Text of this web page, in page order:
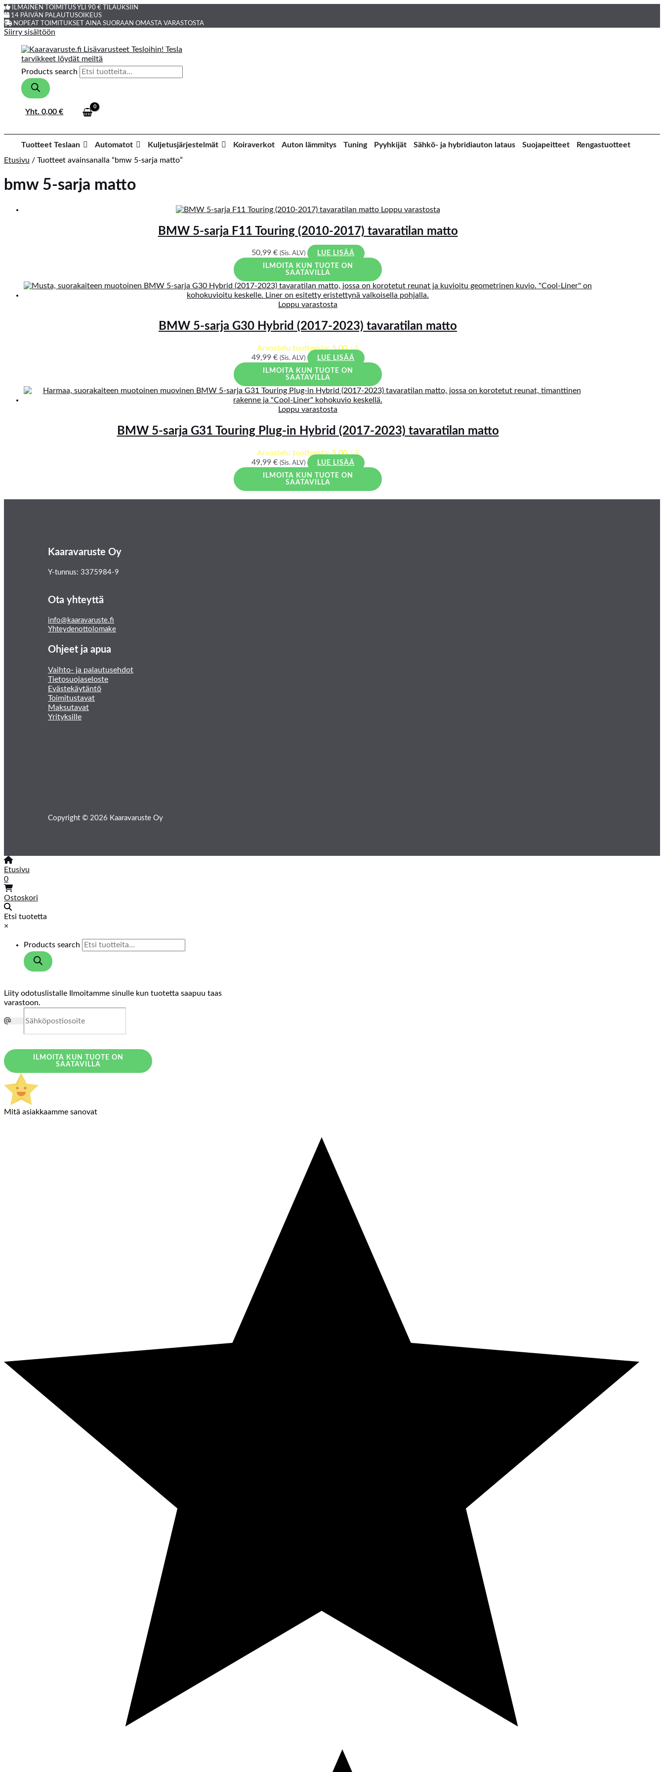
ILMAINEN TOIMITUS YLI 90 € TILAUKSIIN
14 PÄIVÄN PALAUTUSOIKEUS
NOPEAT TOIMITUKSET AINA SUORAAN OMASTA VARASTOSTA
Siirry sisältöön
Products search
Yht.0,00€
Tuotteet Teslaan Automatot Kuljetusjärjestelmät Koiraverkot Auton lämmitys Tuning Pyyhkijät Sähkö- ja hybridiauton lataus Suojapeitteet
Rengastuotteet
Etusivu / Tuotteet avainsanalla “bmw 5-sarja matto”
bmw 5-sarja matto
Loppu varastosta
BMW 5-sarja F11 Touring (2010-2017) tavaratilan matto
50,99 € (Sis. ALV)
LUE LISÄÄ
ILMOITA KUN TUOTE ON
SAATAVILLA
Loppu varastosta
BMW 5-sarja G30 Hybrid (2017-2023) tavaratilan matto
Arvostelu tuotteesta:5.00/ 5
49,99 € (Sis. ALV)
LUE LISÄÄ
ILMOITA KUN TUOTE ON
SAATAVILLA
Loppu varastosta
BMW 5-sarja G31 Touring Plug-in Hybrid (2017-2023) tavaratilan matto
Arvostelu tuotteesta:5.00/ 5
49,99 € (Sis. ALV)
LUE LISÄÄ
ILMOITA KUN TUOTE ON
SAATAVILLA
Kaaravaruste Oy
Y-tunnus: 3375984-9
Ota yhteyttä
info@kaaravaruste.fi
Yhteydenottolomake
Ohjeet ja apua
Vaihto- ja palautusehdot
Tietosuojaseloste
Evästekäytäntö
Toimitustavat
Maksutavat
Yrityksille
Copyright © 2026 Kaaravaruste Oy
Etusivu
0
Ostoskori
Etsi tuotetta
×
Products search
Liity odotuslistalle
Ilmoitamme sinulle kun tuotetta saapuu taas
varastoon.
ILMOITA KUN TUOTE ON
SAATAVILLA
Mitä asiakkaamme sanovat